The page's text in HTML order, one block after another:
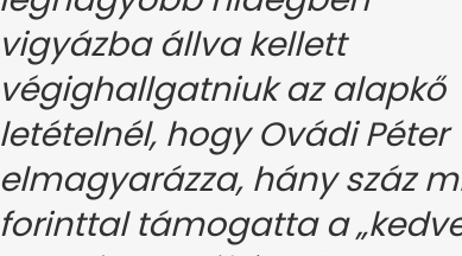
vigyázba állva kellett
végighallgatniuk az alapkő
letételnél, hogy Ovádi Péter
elmagyarázza, hány száz
forinttal támogatta a